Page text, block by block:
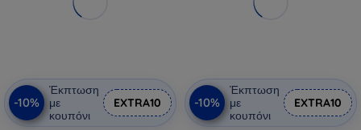
-10%
Έκπτωση
με
κουπόνι
EXTRA10 -10%
Έκπτωση
με
κουπόνι
EXTRA10